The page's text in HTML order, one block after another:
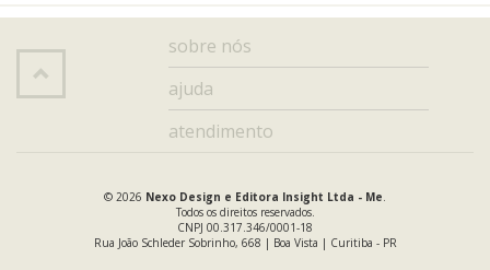
sobre nós
ajuda
atendimento
© 2026 Nexo Design e Editora Insight Ltda - Me.
Todos os direitos reservados.
CNPJ 00.317.346/0001-18
Rua João Schleder Sobrinho, 668 | Boa Vista | Curitiba - PR